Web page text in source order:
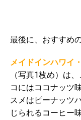
最後に、おすすめ
メイドインハワイ
（写真1枚め）は
コにはココナッツ
スメはピーナッツ
じられるコーヒー